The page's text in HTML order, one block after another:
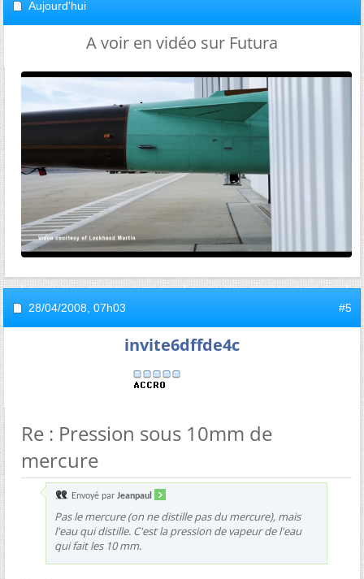
Aujourd'hui
A voir en vidéo sur Futura
28/04/2008, 07h03 #5
invite6dffde4c
Re : Pression sous 10mm de
mercure
Envoyé par Jeanpaul
Pas le mercure (on ne distille pas du mercure), mais
l'eau qui distille. C'est la pression de vapeur de l'eau
qui fait les 10 mm.